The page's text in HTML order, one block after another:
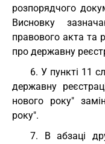
розпорядчого
Висновку
правового акта та
про державну
6. У пункті 11
державну
нового року"
року".
7. В абзаці